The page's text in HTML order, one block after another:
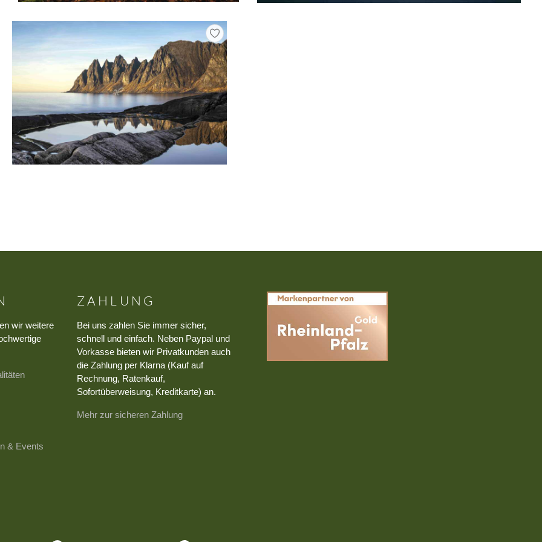
wir weitere
& Events
ZAHLUNG
Bei uns zahlen Sie immer sicher,
schnell und einfach. Neben Paypal und
Vorkasse bieten wir Privatkunden auch
die Zahlung per Klarna (Kauf auf
Rechnung, Ratenkauf,
Sofortüberweisung, Kreditkarte) an.
Mehr zur sicheren Zahlung